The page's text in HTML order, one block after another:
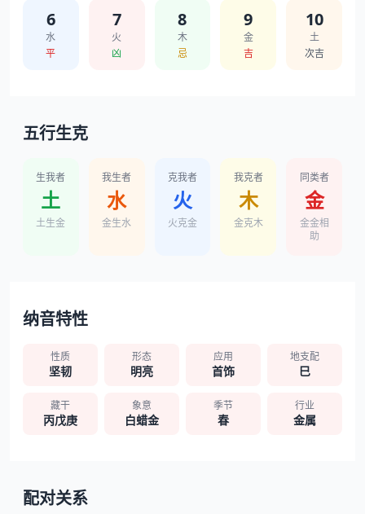
6
水
平
7
火
凶
8
木
忌
9
金
吉
10
土
次吉
五行生克
生我者
土
土生金
我生者
水
金生水
克我者
火
火克金
我克者
木
金克木
同类者
金
金金相
助
纳音特性
性质
坚韧
形态
明亮
应用
首饰
地支配
巳
藏干
丙戊庚
象意
白蜡金
季节
春
行业
金属
配对关系